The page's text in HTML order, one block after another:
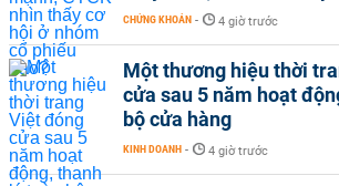
CHỨNG KHOÁN - 4 giờ trước
Một thương hiệu thời
cửa sau 5 năm hoạt
bộ cửa hàng
KINH DOANH - 4 giờ trước